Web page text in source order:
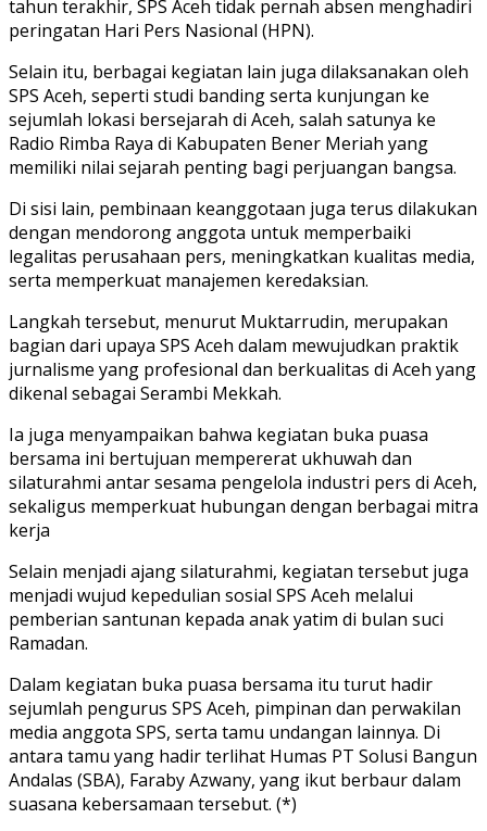
tahun terakhir, SPS Aceh tidak pernah absen menghadiri
peringatan Hari Pers Nasional (HPN).
Selain itu, berbagai kegiatan lain juga dilaksanakan oleh
SPS Aceh, seperti studi banding serta kunjungan ke
sejumlah lokasi bersejarah di Aceh, salah satunya ke
Radio Rimba Raya di Kabupaten Bener Meriah yang
memiliki nilai sejarah penting bagi perjuangan bangsa.
Di sisi lain, pembinaan keanggotaan juga terus dilakukan
dengan mendorong anggota untuk memperbaiki
legalitas perusahaan pers, meningkatkan kualitas media,
serta memperkuat manajemen keredaksian.
Langkah tersebut, menurut Muktarrudin, merupakan
bagian dari upaya SPS Aceh dalam mewujudkan praktik
jurnalisme yang profesional dan berkualitas di Aceh yang
dikenal sebagai Serambi Mekkah.
Ia juga menyampaikan bahwa kegiatan buka puasa
bersama ini bertujuan mempererat ukhuwah dan
silaturahmi antar sesama pengelola industri pers di Aceh,
sekaligus memperkuat hubungan dengan berbagai mitra
kerja
Selain menjadi ajang silaturahmi, kegiatan tersebut juga
menjadi wujud kepedulian sosial SPS Aceh melalui
pemberian santunan kepada anak yatim di bulan suci
Ramadan.
Dalam kegiatan buka puasa bersama itu turut hadir
sejumlah pengurus SPS Aceh, pimpinan dan perwakilan
media anggota SPS, serta tamu undangan lainnya. Di
antara tamu yang hadir terlihat Humas PT Solusi Bangun
Andalas (SBA), Faraby Azwany, yang ikut berbaur dalam
suasana kebersamaan tersebut. (*)